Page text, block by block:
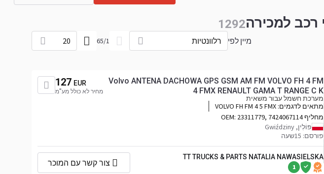
1292
מיין לפי רלוונטיות 1
/
65
20
Volvo ANTENA DACHOWA GPS GSM AM FM VOLVO FH 4 FM
4 FMX RENAULT GAMA T RANGE C K
מערכת חשמל עבור משאית
מתאים לדגמים: VOLVO FH FM 4 5 FMX
RENAULT GAMA T RANGE C K
מחליף OEM:23311779, 7424067114
פּוֹלִין, Gwiździny
פורסם: 15שעה
127 EUR
מחיר לא כולל מע"מ
TT TRUCKS & PARTS NATALIA NAWASIELSKA
1 צור קשר עם המוכר